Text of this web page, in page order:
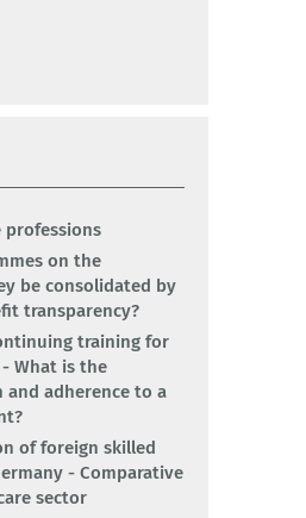
professions
on the
be consolidated by
transparency?
training for
What is the
adherence to a
of foreign skilled
- Comparative
sector